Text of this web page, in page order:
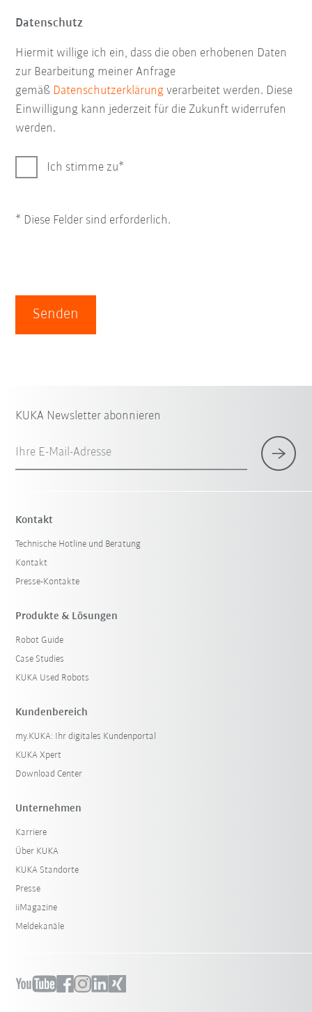
Datenschutz
Hiermit willige ich ein, dass die oben erhobenen Daten
zur Bearbeitung meiner Anfrage
gemäß Datenschutzerklärung verarbeitet werden. Diese
Einwilligung kann jederzeit für die Zukunft widerrufen
werden.
Ich stimme zu
* Diese Felder sind erforderlich.
Senden
KUKA Newsletter abonnieren
Ihre E-Mail-Adresse
Kontakt
Technische Hotline und Beratung
Kontakt
Presse-Kontakte
Produkte & Lösungen
Robot Guide
Case Studies
KUKA Used Robots
Kundenbereich
my.KUKA: Ihr digitales Kundenportal
KUKA Xpert
Download Center
Unternehmen
Karriere
Über KUKA
KUKA Standorte
Presse
iiMagazine
Meldekanäle